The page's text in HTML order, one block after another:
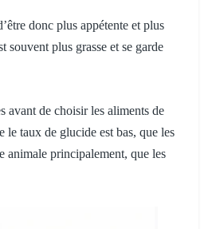
donc plus appétente et plus
souvent plus grasse et se garde
avant de choisir les aliments de
le taux de glucide est bas, que les
animale principalement, que les